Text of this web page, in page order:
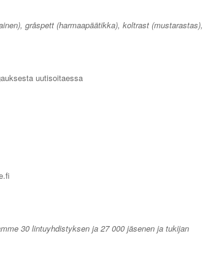
gråspett (harmaapäätikka), koltrast (mustarastas),
uutisoitaessa
30 lintuyhdistyksen ja 27 000 jäsenen ja tukijan